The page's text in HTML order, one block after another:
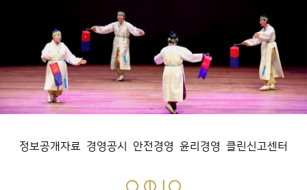
정보공개자료 경영공시 안전경영 윤리경영 클린신고센터